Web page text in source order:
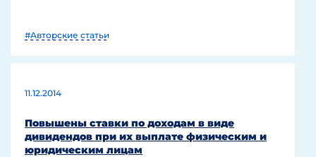
#Авторские статьи
11.12.2014
Повышены ставки по доходам в виде
дивидендов при их выплате физическим и
юридическим лицам